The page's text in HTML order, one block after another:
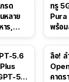
รด
หลาย
าร,
ทรู
พร้อ
5.6
5.6
ลือ! ล
คาดร